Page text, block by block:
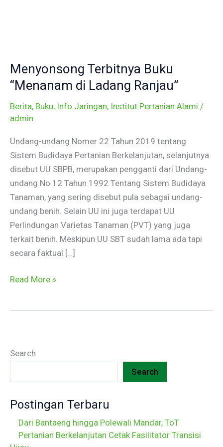
Menyonsong Terbitnya Buku
“Menanam di Ladang Ranjau”
Berita, Buku, Info Jaringan, Institut Pertanian Alami /
admin
Undang-undang Nomer 22 Tahun 2019 tentang
Sistem Budidaya Pertanian Berkelanjutan, selanjutnya
disebut UU SBPB, merupakan pengganti dari Undang-
undang No.12 Tahun 1992 Tentang Sistem Budidaya
Tanaman, yang sering disebut pula sebagai undang-
undang benih. Selain UU ini juga terdapat UU
Perlindungan Varietas Tanaman (PVT) yang juga
terkait benih. Meskipun UU SBT sudah lama ada tapi
secara faktual […]
Buku
“Menanam
Ladang
Ranjau”
Read More »
Search
Search
Postingan Terbaru
Dari Bantaeng hingga Polewali Mandar, ToT
Pertanian Berkelanjutan Cetak Fasilitator Transisi